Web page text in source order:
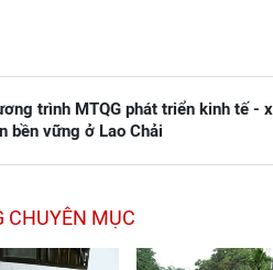
trình MTQG phát triển kinh tế -
bền vững ở Lao Chải
CHUYÊN MỤC